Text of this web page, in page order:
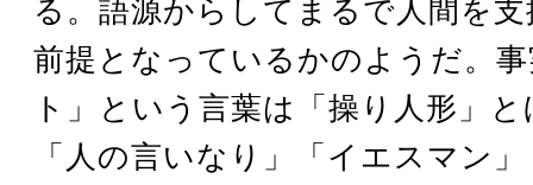
る。語源からしてまるで人間を
前提となっているかのようだ。
ト」という言葉は「操り人形」
「人の言いなり」「イエスマン